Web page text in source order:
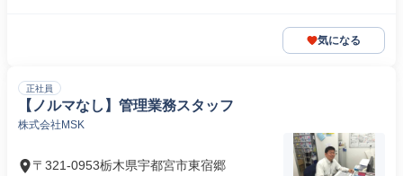
気になる
正社員
【ノルマなし】管理業務スタッフ
株式会社MSK
〒321-0953栃木県宇都宮市東宿郷